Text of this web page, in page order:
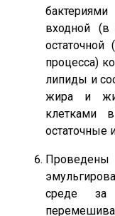
входной (в
процесса)
липиды и
жира и
клетками
остаточные
среде за